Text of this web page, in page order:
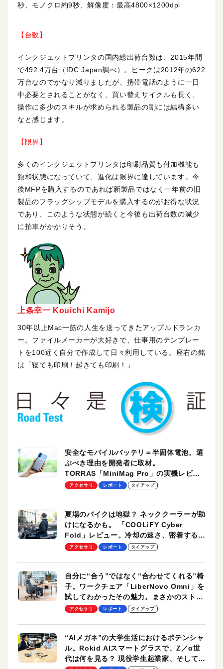
秒、モノクロ約9秒、解像度：最高4800×1200dpi
【台数】
インクジェットプリンタの国内総出荷台数は、2015年間
で492.4万台（IDC Japan調べ）。ピークは2012年の622
万台なのでかなり減りましたが、携帯電話のように一日
中必要とされることがなく、買い替えサイクルも長く、
操作に多少のスキルが求められる製品の割には結構多い
なと感じます。
【限界】
多くのインクジェットプリンタは印刷品質も付加機能も
飽和状態になっていて、進化は限界に達しています。今
後MFPを購入するのであれば新製品ではなく一年前の旧
製品のフラッグシップモデルを購入するのがお得な状況
であり、このような状態が続くと今後も出荷台数の減少
に拍車がかかりそう。
上条幸一 Kouichi Kamijo
30年以上Mac一筋の人生を送ってきたアップルドランカ
ー。ファイルメーカーが大好きで、仕事用のテンプレー
トを100近く自分で作成して日々利用している。座右の銘
は「寝ても印刷！起きても印刷！」
安全なモバイルバッテリ＝半固体電池。選
ぶべき理由を開発者に取材。
TORRAS「MiniMag Pro」の実機レビュ
ーも
アクセサリ レポート タイアップ
夏場のバイクは地獄？ ネッククーラーが助
けになるかも。 「COOLiFY Cyber
Fold」レビュー。冷却の速さ、密着する冷
却プレート、シンプルな操作性がグッド！
アクセサリ レポート タイアップ
自分に“合う”ではなく“合わせてくれる”椅
子。ワークチェア「LiberNovo Omni」を
試してわかったその魅力。まさかのストレ
ッチ機能も搭載
アクセサリ レポート タイアップ
“AIメガネ”の大学生活におけるポテンシャ
ル。Rokid AIスマートグラスで、Z／α世
代は何を見る？ 現役学生起業家、そして教